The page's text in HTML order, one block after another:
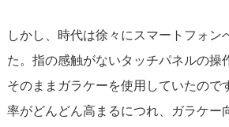
しかし、時代は徐々にスマートフォン
た。指の感触がないタッチパネルの操
そのままガラケーを使用していたので
率がどんどん高まるにつれ、ガラケー